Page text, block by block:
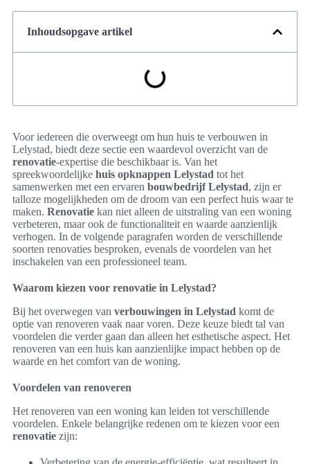
Inhoudsopgave artikel
Voor iedereen die overweegt om hun huis te verbouwen in
Lelystad, biedt deze sectie een waardevol overzicht van de
renovatie-expertise die beschikbaar is. Van het
spreekwoordelijke huis opknappen Lelystad tot het
samenwerken met een ervaren bouwbedrijf Lelystad, zijn er
talloze mogelijkheden om de droom van een perfect huis waar te
maken. Renovatie kan niet alleen de uitstraling van een woning
verbeteren, maar ook de functionaliteit en waarde aanzienlijk
verhogen. In de volgende paragrafen worden de verschillende
soorten renovaties besproken, evenals de voordelen van het
inschakelen van een professioneel team.
Waarom kiezen voor renovatie in Lelystad?
Bij het overwegen van verbouwingen in Lelystad komt de
optie van renoveren vaak naar voren. Deze keuze biedt tal van
voordelen die verder gaan dan alleen het esthetische aspect. Het
renoveren van een huis kan aanzienlijke impact hebben op de
waarde en het comfort van de woning.
Voordelen van renoveren
Het renoveren van een woning kan leiden tot verschillende
voordelen. Enkele belangrijke redenen om te kiezen voor een
renovatie zijn: